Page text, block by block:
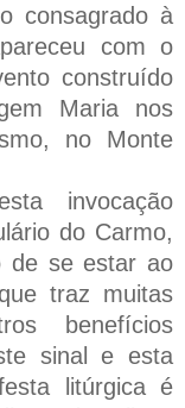
consagrado à
com o
construído
Maria nos
no Monte
invocação
do Carmo,
de se estar ao
traz muitas
benefícios
sinal e esta
litúrgica é